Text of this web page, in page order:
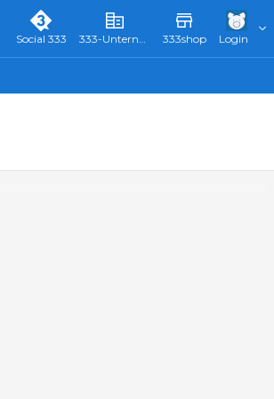
Social 333 333-Unternehmensverzeichnis & Führer 333shop Login